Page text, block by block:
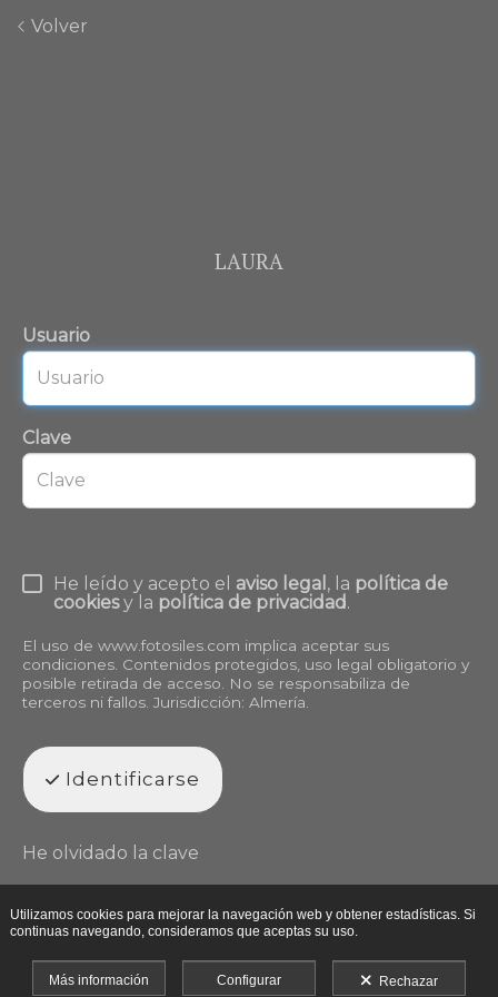
Volver
LAURA
Usuario
Clave
He leído y acepto el aviso legal , la política de
cookiesy la política de privacidad.
El uso de www.fotosiles.com implica aceptar sus
condiciones. Contenidos protegidos, uso legal obligatorio y
posible retirada de acceso. No se responsabiliza de
terceros ni fallos. Jurisdicción: Almería.
Identificarse
He olvidado la clave
Utilizamos cookies para mejorar la navegación web y obtener estadísticas. Si
continuas navegando, consideramos que aceptas su uso.
Más información Configurar Rechazar